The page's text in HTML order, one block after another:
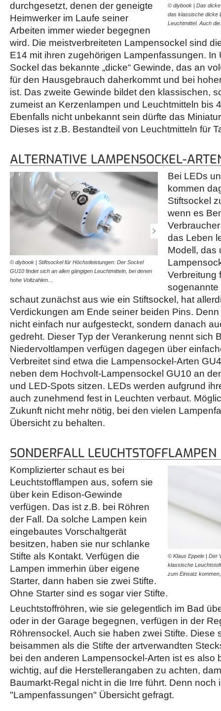
© diybook | Das
das klassische dicke
Leuchtmittel. Auch
durchgesetzt, denen der geneigte
Heimwerker im Laufe seiner
Arbeiten immer wieder begegnen
wird. Die meistverbreiteten Lampensockel sind
E14 mit ihren zugehörigen Lampenfassungen. In
Sockel das bekannte „dicke“ Gewinde, das an
für den Hausgebrauch daherkommt und bei
ist. Das zweite Gewinde bildet den klassischen,
zumeist an Kerzenlampen und Leuchtmitteln bis
Ebenfalls nicht unbekannt sein dürfte das
Dieses ist z.B. Bestandteil von Leuchtmitteln für
ALTERNATIVE LAMPENSOCKEL-
© diybook | Stiftsockel für Höchstleistungen: Der Sockel
GU10 findet sich an allen gängigen Leuchtmitteln, bei denen
hohe Voltzahlen…
© diybook | Zart, aber
Vertreter unter den
sich vor allem an…
Bei LEDs
kommen
Stiftsockel
wenn es
das Leben
Modell, das
Verbreitung
sogenannte
schaut zunächst aus wie ein Stiftsockel, hat
Verdickungen am Ende seiner beiden Pins.
nicht einfach nur aufgesteckt, sondern danach
gedreht. Dieser Typ der Verankerung nennt sich
Niedervoltlampen verfügen dagegen über
Verbreitet sind etwa die Lampensockel-Arten
neben dem Hochvolt-Lampensockel GU10 an
und LED-Spots sitzen. LEDs werden aufgrund
auch zunehmend fest in Leuchten verbaut.
Zukunft nicht mehr nötig, bei den vielen
Übersicht zu behalten.
SONDERFALL LEUCHTSTOFFLAMPEN
© Klaus Eppele | Der
klassische
zum Einsatz
Komplizierter schaut es bei
Leuchtstofflampen aus, sofern sie
über kein Edison-Gewinde
verfügen. Das ist z.B. bei Röhren
der Fall. Da solche Lampen kein
eingebautes Vorschaltgerät
besitzen, haben sie nur schlanke
Stifte als Kontakt. Verfügen die
Lampen immerhin über eigene
Starter, dann haben sie zwei Stifte.
Ohne Starter sind es sogar vier Stifte.
Leuchtstoffröhren, wie sie gelegentlich im Bad
oder in der Garage begegnen, verfügen in der
Röhrensockel. Auch sie haben zwei Stifte. Diese
beisammen als die Stifte der artverwandten
bei den anderen Lampensockel-Arten ist es also
wichtig, auf die Herstellerangaben zu achten,
Baumarkt-Regal nicht in die Irre führt. Denn noch
"Lampenfassungen" Übersicht gefragt.